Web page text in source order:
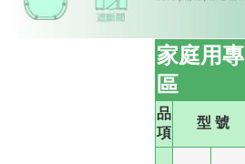
家庭用專
區
品
項
型 號